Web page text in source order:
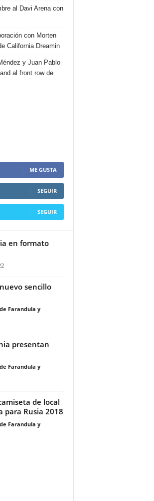
al Davi Arena con
con Morten
California Dreamin
y Juan Pablo
al front row de
ME GUSTA
SEGUIR
SEGUIR
en formato
sencillo
Farandula y
presentan
Farandula y
de local
para Rusia 2018
Farandula y